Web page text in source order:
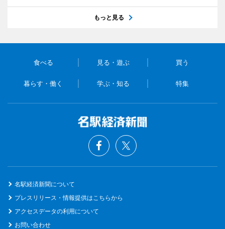
もっと見る
食べる 見る・遊ぶ 買う
暮らす・働く 学ぶ・知る 特集
名駅経済新聞について
プレスリリース・情報提供はこちらから
アクセスデータの利用について
お問い合わせ